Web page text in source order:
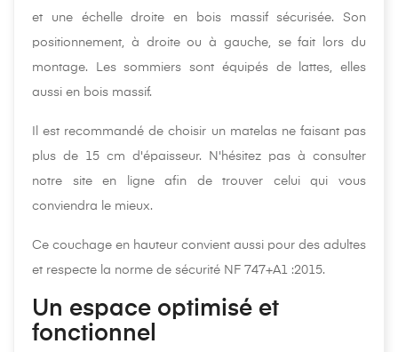
et une échelle droite en bois massif sécurisée. Son
positionnement, à droite ou à gauche, se fait lors du
montage. Les sommiers sont équipés de lattes, elles
aussi en bois massif.
Il est recommandé de choisir un matelas ne faisant pas
plus de 15 cm d'épaisseur. N'hésitez pas à consulter
notre site en ligne afin de trouver celui qui vous
conviendra le mieux.
Ce couchage en hauteur convient aussi pour des adultes
et respecte la norme de sécurité NF 747+A1 :2015.
Un espace optimisé et
fonctionnel